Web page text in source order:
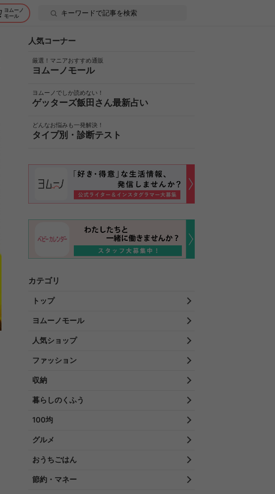
ヨムーノ
モール
人気コーナー
厳選！マニアおすすめ通販
ヨムーノモール
ヨムーノでしか読めない！
ゲッターズ飯田さん最新占い
どんなお悩みも一発解決！
タイプ別・診断テスト
カテゴリ
トップ
ヨムーノモール
人気ショップ
ファッション
収納
暮らしのくふう
100均
グルメ
おうちごはん
節約・マネー